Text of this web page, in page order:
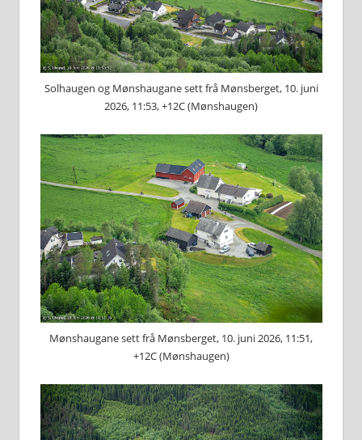
Solhaugen og Mønshaugane sett frå Mønsberget, 10. juni
2026, 11:53, +12C (Mønshaugen)
Mønshaugane sett frå Mønsberget, 10. juni 2026, 11:51,
+12C (Mønshaugen)